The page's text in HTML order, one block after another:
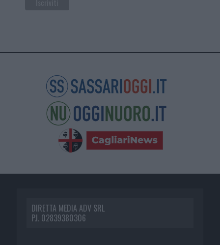
DIRETTA MEDIA ADV SRL
P.I. 02839380306